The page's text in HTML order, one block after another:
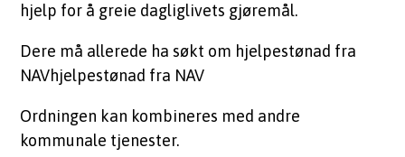
hjelp for å greie dagliglivets gjøremål.
Dere må allerede ha søkt om hjelpestønad fra
NAVhjelpestønad fra NAV
Ordningen kan kombineres med andre
kommunale tjenester.